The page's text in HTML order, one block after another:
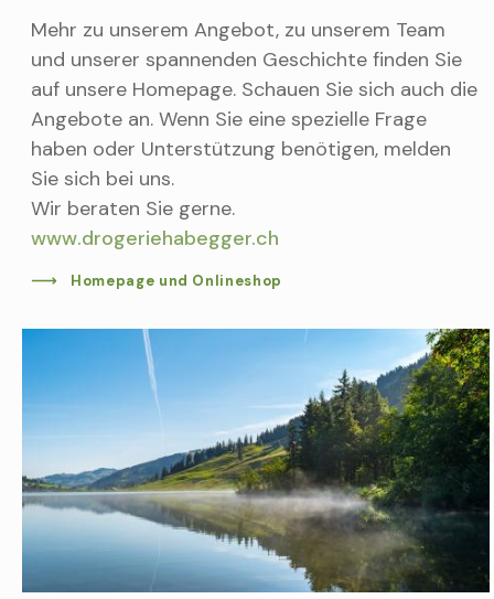
Mehr zu unserem Angebot, zu unserem Team
und unserer spannenden Geschichte finden Sie
auf unsere Homepage. Schauen Sie sich auch die
Angebote an. Wenn Sie eine spezielle Frage
haben oder Unterstützung benötigen, melden
Sie sich bei uns.
Wir beraten Sie gerne.
www.drogeriehabegger.ch
Homepage und Onlineshop